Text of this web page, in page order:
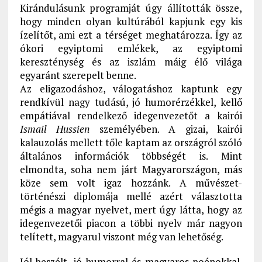
Kirándulásunk programját úgy állították össze,
hogy minden olyan kultúrából kapjunk egy kis
ízelítőt, ami ezt a térséget meghatározza. Így az
ókori egyiptomi emlékek, az egyiptomi
kereszténység és az iszlám máig élő világa
egyaránt szerepelt benne.
Az eligazodáshoz, válogatáshoz kaptunk egy
rendkívül nagy tudású, jó humorérzékkel, kellő
empátiával rendelkező idegenvezetőt a kairói
Ismail Hussien személyében. A gizai, kairói
kalauzolás mellett tőle kaptam az országról szóló
általános információk többségét is. Mint
elmondta, soha nem járt Magyarországon, más
köze sem volt igaz hozzánk. A művészet-
történészi diplomája mellé azért választotta
mégis a magyar nyelvet, mert úgy látta, hogy az
idegenvezetői piacon a többi nyelv már nagyon
telített, magyarul viszont még van lehetőség.